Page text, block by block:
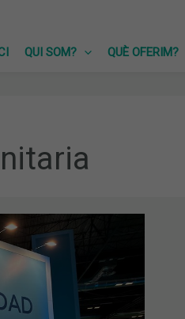
QUI SOM? QUÈ OFERIM?